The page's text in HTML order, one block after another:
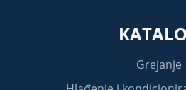
Grejanje